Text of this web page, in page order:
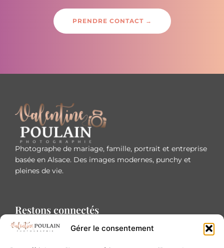
Gérer le consentement
PRENDRE CONTACT →
Photographe de mariage, famille, portrait et entreprise
basée en Alsace. Des images modernes, punchy et
pleines de vie.
Restons connectés